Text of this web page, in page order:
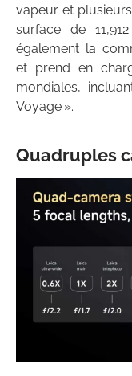
vapeur et
surface de
également la
et prend en
mondiales,
Voyage ».
Quadruples